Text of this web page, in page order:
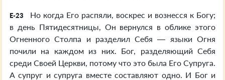
E-23
Но когда Его распяли, воскрес и вознесся к Богу;
в день Пятидесятницы, Он вернулся в облике этого
Огненного Столпа и разделил Себя — языки Огня
почили на каждом из них. Бог, разделяющий Себя
среди Своей Церкви, потому что это была Его Супруга.
А супруг и супруга вместе составляют одно. И Бог и